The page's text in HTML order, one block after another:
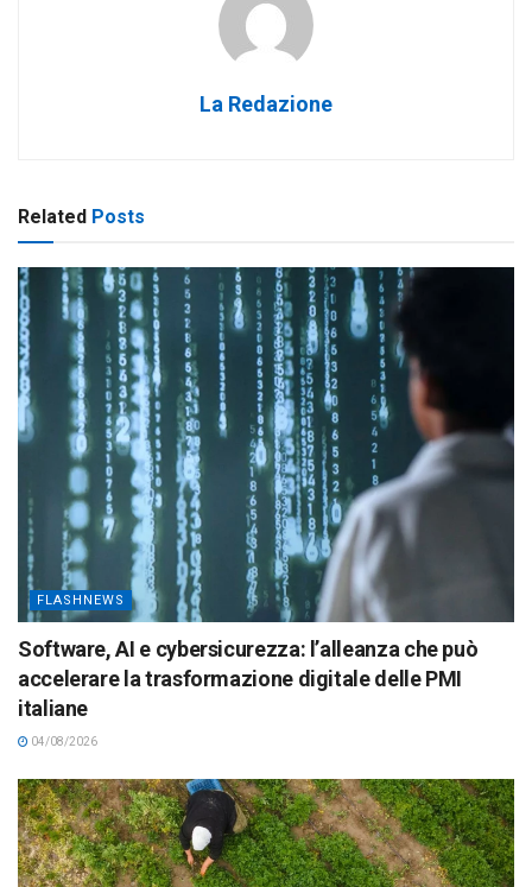
La Redazione
Related Posts
FLASHNEWS
Software, AI e cybersicurezza: l’alleanza che può
accelerare la trasformazione digitale delle PMI
italiane
04/08/2026